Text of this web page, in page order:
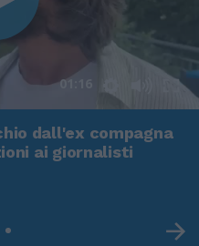
01:16
dall'ex compagna
ai giornalisti